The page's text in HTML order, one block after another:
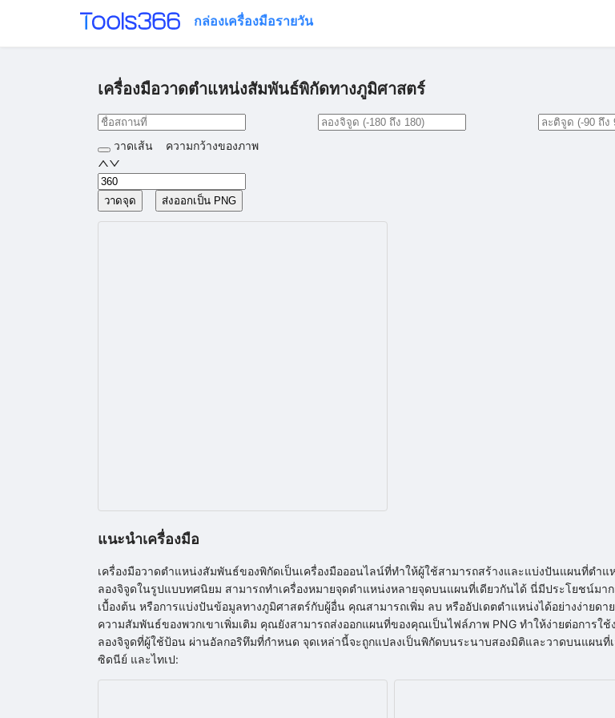
กล่องเครื่องมือรายวัน
เครื่องมือวาดตำแหน่งสัมพันธ์พิกัดทางภูมิศาสตร์
วาดเส้น ความกว้างของภาพ
วาดจุด ส่งออกเป็น PNG
แนะนำเครื่องมือ
เครื่องมือวาดตำแหน่งสัมพันธ์ของพิกัดเป็นเครื่องมือออนไลน์ที่ทำให้ผู้ใช้สามารถสร้างและแบ่งปันแผนที่ต
ลองจิจูดในรูปแบบทศนิยม สามารถทำเครื่องหมายจุดตำแหน่งหลายจุดบนแผนที่เดียวกันได้ นี่มีประโยชน์ม
เบื้องต้น หรือการแบ่งปันข้อมูลทางภูมิศาสตร์กับผู้อื่น คุณสามารถเพิ่ม ลบ หรืออัปเดตตำแหน่งได้อย่างง่ายด
ความสัมพันธ์ของพวกเขาเพิ่มเติม คุณยังสามารถส่งออกแผนที่ของคุณเป็นไฟล์ภาพ PNG ทำให้ง่ายต่อการ
ลองจิจูดที่ผู้ใช้ป้อน ผ่านอัลกอริทึมที่กำหนด จุดเหล่านี้จะถูกแปลงเป็นพิกัดบนระนาบสองมิติและวาดบนแผน
ซิดนีย์ และไทเป: